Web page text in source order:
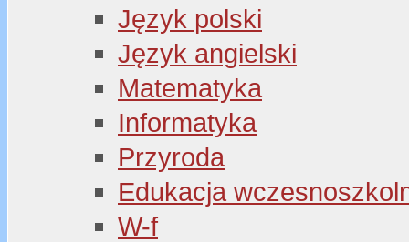
Język polski
Język angielski
Matematyka
Informatyka
Przyroda
Edukacja
W-f